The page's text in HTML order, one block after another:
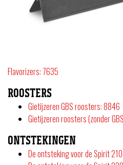
Flavorizers: 7635
ROOSTERS
Gietijzeren GBS roosters: 8846
Gietijzeren roosters (zonder
ONTSTEKINGEN
De ontsteking voor de Spirit